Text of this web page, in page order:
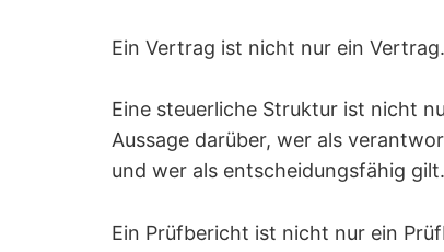
Ein Vertrag ist nicht nur ein
Eine steuerliche Struktur ist nicht
Aussage darüber, wer als
und wer als entscheidungsfähig gilt.
Ein Prüfbericht ist nicht nur ein